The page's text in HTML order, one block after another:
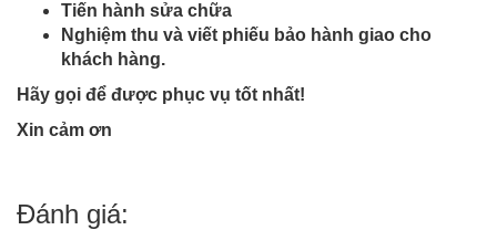
Tiến hành sửa chữa
Nghiệm thu và viết phiếu bảo hành giao cho
khách hàng.
Hãy gọi để được phục vụ tốt nhất!
Xin cảm ơn
Đánh giá: